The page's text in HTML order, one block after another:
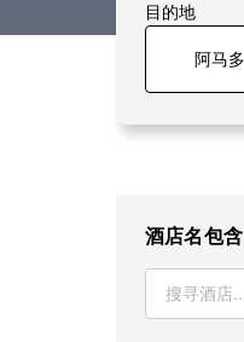
目的地
酒店名包含